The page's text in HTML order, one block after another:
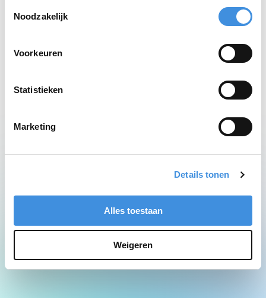
Noodzakelijk
Voorkeuren
Statistieken
Marketing
Details tonen
Alles toestaan
Weigeren